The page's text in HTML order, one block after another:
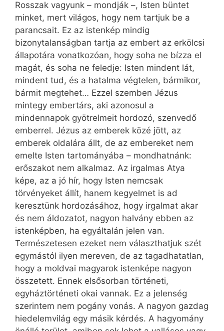
Rosszak vagyunk – mondják –, Isten büntet
minket, mert világos, hogy nem tartjuk be a
parancsait. Ez az istenkép mindig
bizonytalanságban tartja az embert az erkölcsi
állapotára vonatkozóan, hogy soha ne bízza el
magát, és soha ne feledje: Isten mindent lát,
mindent tud, és a hatalma végtelen, bármikor,
bármit megtehet… Ezzel szemben Jézus
mintegy embertárs, aki azonosul a
mindennapok gyötrelmeit hordozó, szenvedő
emberrel. Jézus az emberek közé jött, az
emberek oldalára állt, de az embereket nem
emelte Isten tartományába – mondhatnánk:
erőszakot nem alkalmaz. Az irgalmas Atya
képe, az a jó hír, hogy Isten nemcsak
törvényeket állít, hanem kegyelmet is ad
keresztünk hordozásához, hogy irgalmat akar
és nem áldozatot, nagyon halvány ebben az
istenképben, ha egyáltalán jelen van.
Természetesen ezeket nem választhatjuk szét
egymástól ilyen mereven, de az tagadhatatlan,
hogy a moldvai magyarok istenképe nagyon
összetett. Ennek elsősorban történeti,
egyháztörténeti okai vannak. Ez a jelenség
szerintem nem pogány vonás. A nagyon gazdag
hiedelemvilág egy másik kérdés. A hagyomány